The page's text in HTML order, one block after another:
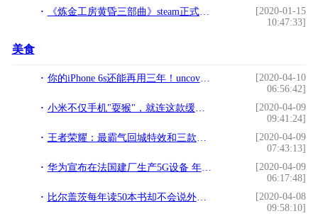
《炼金工房黄昏三部曲》steam正式发售 3作合集售价363元
[2020-01-15
10:47:33]
美食
你的iPhone 6s还能再用三年！uncover最新版支持iOS 13全系越狱
[2020-04-10
06:56:42]
小米不仅手机"耍猴"，就连这款缓震智能跑鞋也卖断货了
[2020-04-09
09:41:24]
王者荣耀：最霸气回城特效和三款皮肤3号返场，魔法球福利开启
[2020-04-09
07:43:13]
华为宣布在法国建厂生产5G设备 年产值达10亿欧元
[2020-04-09
06:17:48]
比尔盖茨每年读50本书却不会说外语，还因无证驾驶被逮捕过
[2020-04-08
09:58:10]